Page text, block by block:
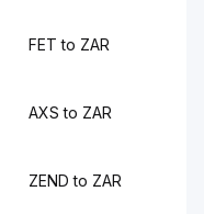
FET to ZAR
AXS to ZAR
ZEND to ZAR